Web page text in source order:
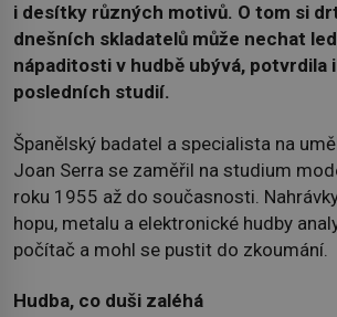
i desítky různých motivů. O tom si
dnešních skladatelů může nechat
nápaditosti v hudbě ubývá, potvrdila
posledních studií.
Španělský badatel a specialista na
Joan Serra se zaměřil na studium
roku 1955 až do současnosti.
hopu, metalu a elektronické hudby
počítač a mohl se pustit do zkoumání.
Hudba, co duši zaléhá